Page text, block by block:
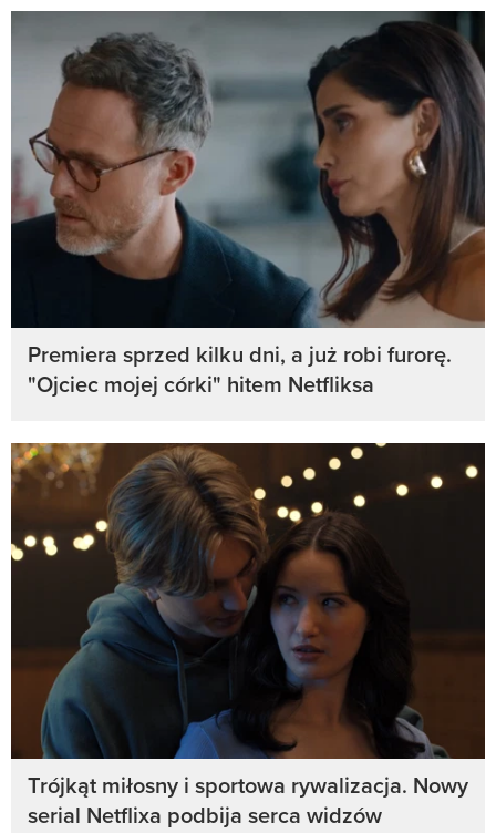
Premiera sprzed kilku dni, a już robi furorę.
"Ojciec mojej córki" hitem Netfliksa
Trójkąt miłosny i sportowa rywalizacja. Nowy
serial Netflixa podbija serca widzów